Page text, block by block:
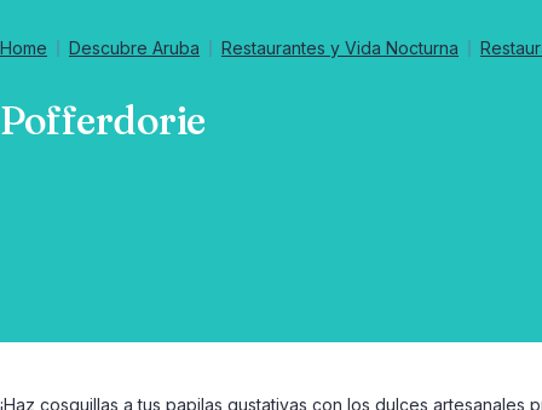
Home Descubre Aruba Restaurantes y Vida Nocturna
Pofferdorie
¡Haz cosquillas a tus papilas gustativas con los dulces